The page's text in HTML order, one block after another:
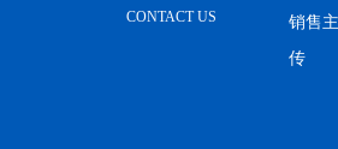
CONTACT US 销售
传